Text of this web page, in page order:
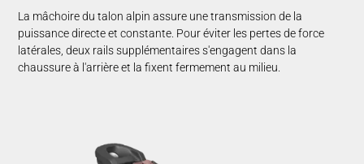
La mâchoire du talon alpin assure une transmission de la
puissance directe et constante. Pour éviter les pertes de force
latérales, deux rails supplémentaires s'engagent dans la
chaussure à l'arrière et la fixent fermement au milieu.